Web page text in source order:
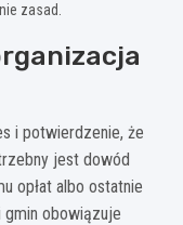
zasad.
i potwierdzenie, że
jest dowód
opłat albo ostatnie
gmin obowiązuje